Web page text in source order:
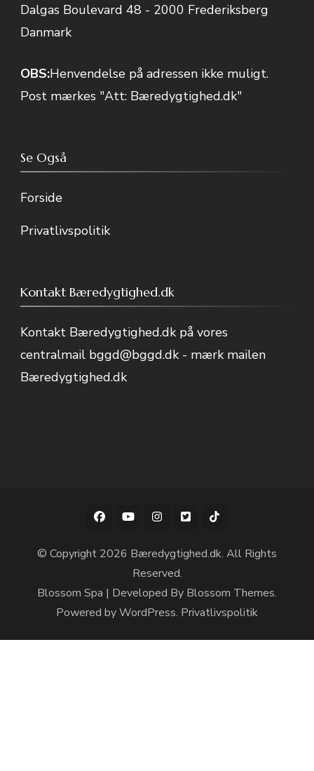
Dalgas Boulevard 48 - 2000 Frederiksberg
Danmark
OBS:Henvendelse på adressen ikke muligt.
Post mærkes "Att: Bæredygtighed.dk"
Se Også
Forside
Privatlivspolitik
Kontakt Bæredygtighed.dk
Kontakt Bæredygtighed.dk på vores
centralmail bggd@bggd.dk - mærk mailen
Bæredygtighed.dk
© Copyright 2026 Bæredygtighed.dk. All Rights
Reserved.
Blossom Spa | Developed By Blossom Themes.
Powered byWordPress. Privatlivspolitik